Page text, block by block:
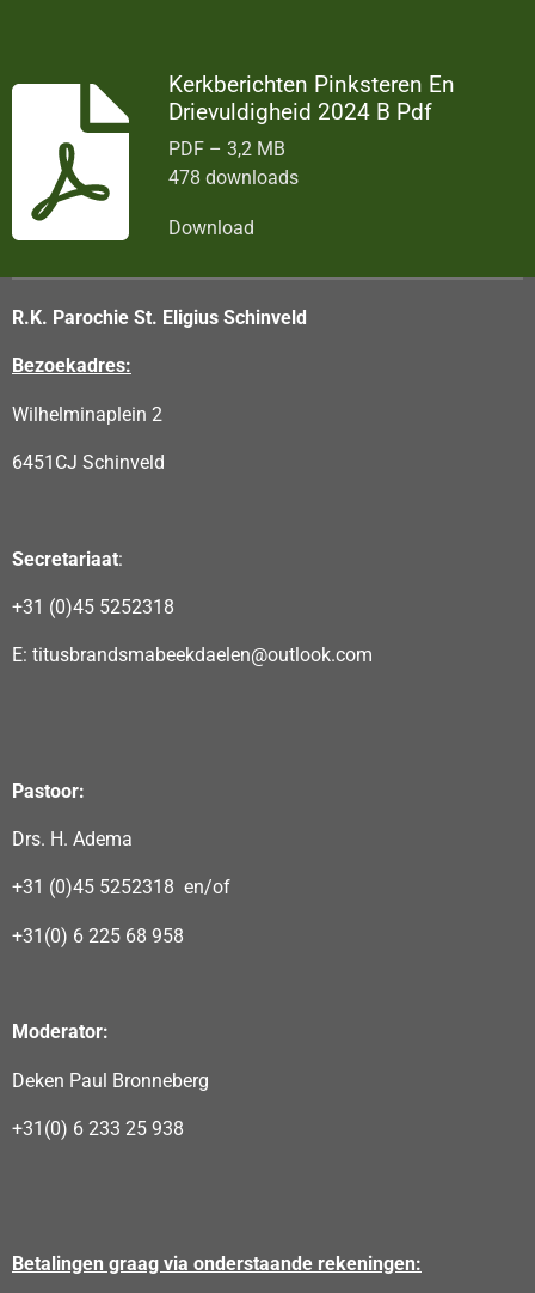
Kerkberichten Pinksteren En
Drievuldigheid 2024 B Pdf
PDF – 3,2 MB
478 downloads
Download
R.K. Parochie St. Eligius Schinveld
Bezoekadres:
Wilhelminaplein 2
6451CJ Schinveld
Secretariaat:
+31 (0)45 5252318
E: titusbrandsmabeekdaelen@outlook.com
Pastoor:
Drs. H. Adema
+31 (0)45 5252318 en/of
+31(0) 6 225 68 958
Moderator:
Deken Paul Bronneberg
+31(0) 6 233 25 938
Betalingen graag via onderstaande rekeningen: